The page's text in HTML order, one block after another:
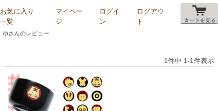
お気に入り
一覧
マイペー
ジ
ログイ
ン
ログアウ
ト
ゆさんのレビュー
1件中 1-1件表示